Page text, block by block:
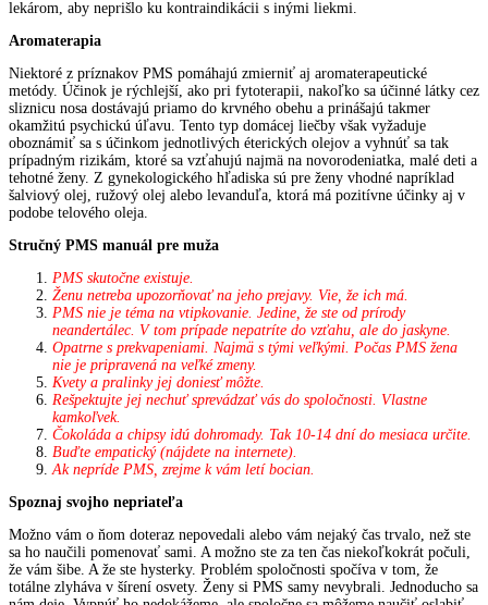
lekárom, aby neprišlo ku kontraindikácii s inými liekmi.
Aromaterapia
Niektoré z príznakov PMS pomáhajú zmierniť aj aromaterapeutické
metódy. Účinok je rýchlejší, ako pri fytoterapii, nakoľko sa účinné látky cez
sliznicu nosa dostávajú priamo do krvného obehu a prinášajú takmer
okamžitú psychickú úľavu. Tento typ domácej liečby však vyžaduje
oboznámiť sa s účinkom jednotlivých éterických olejov a vyhnúť sa tak
prípadným rizikám, ktoré sa vzťahujú najmä na novorodeniatka, malé deti a
tehotné ženy. Z gynekologického hľadiska sú pre ženy vhodné napríklad
šalviový olej, ružový olej alebo levanduľa, ktorá má pozitívne účinky aj v
podobe telového oleja.
Stručný PMS manuál pre muža
PMS skutočne existuje.
Ženu netreba upozorňovať na jeho prejavy. Vie, že ich má.
PMS nie je téma na vtipkovanie. Jedine, že ste od prírody
neandertálec. V tom prípade nepatríte do vzťahu, ale do jaskyne.
Opatrne s prekvapeniami. Najmä s tými veľkými. Počas PMS žena
nie je pripravená na veľké zmeny.
Kvety a pralinky jej doniesť môžte.
Rešpektujte jej nechuť sprevádzať vás do spoločnosti. Vlastne
kamkoľvek.
Čokoláda a chipsy idú dohromady. Tak 10-14 dní do mesiaca určite.
Buďte empatický (nájdete na internete).
Ak nepríde PMS, zrejme k vám letí bocian.
Spoznaj svojho nepriateľa
Možno vám o ňom doteraz nepovedali alebo vám nejaký čas trvalo, než ste
sa ho naučili pomenovať sami. A možno ste za ten čas niekoľkokrát počuli,
že vám šibe. A že ste hysterky. Problém spoločnosti spočíva v tom, že
totálne zlyháva v šírení osvety. Ženy si PMS samy nevybrali. Jednoducho sa